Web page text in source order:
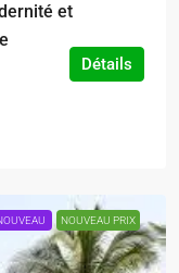
et
Détails
NOUVEAU PRIX